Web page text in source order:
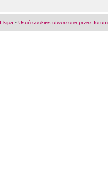
Ekipa • Usuń cookies utworzone przez forum